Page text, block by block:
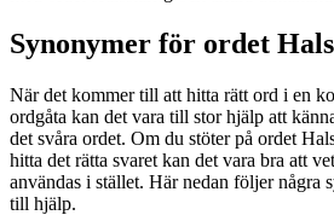
Synonymer för ordet
När det kommer till att hitta rätt ord i en
ordgåta kan det vara till stor hjälp att
det svåra ordet. Om du stöter på ordet
hitta det rätta svaret kan det vara bra att
användas i stället. Här nedan följer några
till hjälp.